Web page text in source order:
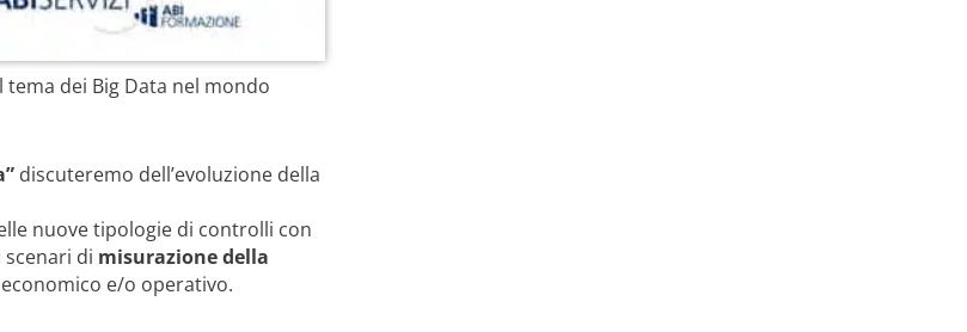
dei Big Data nel mondo
discuteremo dell’evoluzione della
nuove tipologie di controlli con
di misurazione della
e/o operativo.